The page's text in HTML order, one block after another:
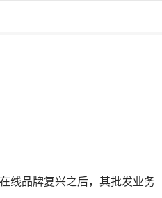
线品牌复兴之后，其批发业务